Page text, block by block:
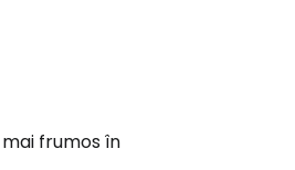
frumos în